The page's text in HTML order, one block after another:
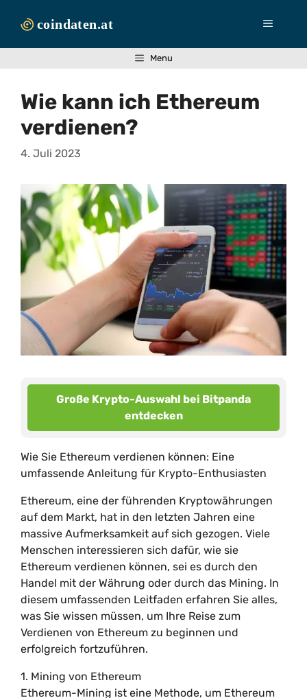
Inhalt
Menü
Menu
Wie kann ich Ethereum
verdienen?
4. Juli 2023
Große Krypto-Auswahl bei Bitpanda
entdecken
Wie Sie Ethereum verdienen können: Eine
umfassende Anleitung für Krypto-Enthusiasten
Ethereum, eine der führenden Kryptowährungen
auf dem Markt, hat in den letzten Jahren eine
massive Aufmerksamkeit auf sich gezogen. Viele
Menschen interessieren sich dafür, wie sie
Ethereum verdienen können, sei es durch den
Handel mit der Währung oder durch das Mining. In
diesem umfassenden Leitfaden erfahren Sie alles,
was Sie wissen müssen, um Ihre Reise zum
Verdienen von Ethereum zu beginnen und
erfolgreich fortzuführen.
1. Mining von Ethereum
Ethereum-Mining ist eine Methode, um Ethereum